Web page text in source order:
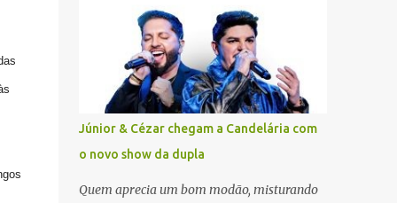
Júnior & Cézar chegam a Candelária com
o novo show da dupla
Quem aprecia um bom modão, misturando